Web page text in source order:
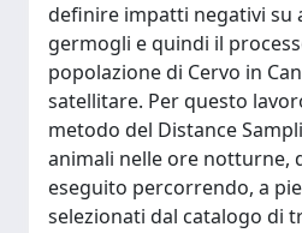
definire impatti negativi su
germogli e quindi il
popolazione di Cervo in
satellitare. Per questo
metodo del Distance
animali nelle ore notturne,
eseguito percorrendo, a
selezionati dal catalogo di